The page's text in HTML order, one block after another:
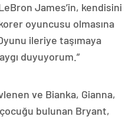
James’in, kendisini
oyuncusu olmasına
ileriye taşımaya
duyuyorum.”
ve Bianka, Gianna,
bulunan Bryant,